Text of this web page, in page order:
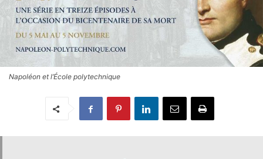
Napoléon et l’École polytechnique